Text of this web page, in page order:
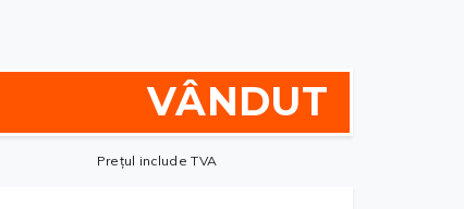
VÂNDUT
Prețul include TVA